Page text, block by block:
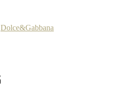
Dolce&Gabbana